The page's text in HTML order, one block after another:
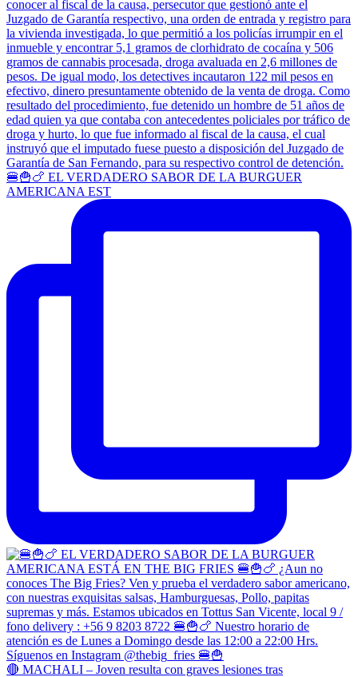
🍔🍟🍗 EL VERDADERO SABOR DE LA BURGUER
AMERICANA EST
🔴 MACHALI – Joven resulta con graves lesiones tras